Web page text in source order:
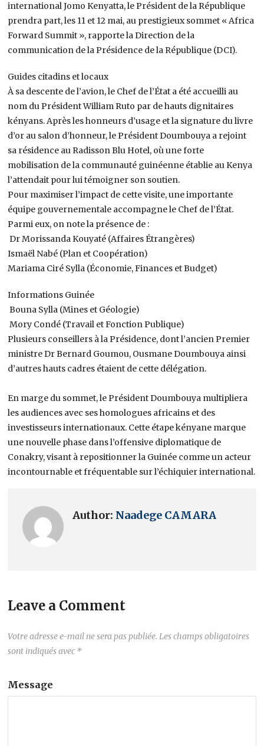
international Jomo Kenyatta, le Président de la République
prendra part, les 11 et 12 mai, au prestigieux sommet « Africa
Forward Summit », rapporte la Direction de la
communication de la Présidence de la République (DCI).
Guides citadins et locaux
À sa descente de l’avion, le Chef de l’État a été accueilli au
nom du Président William Ruto par de hauts dignitaires
kényans. Après les honneurs d’usage et la signature du livre
d’or au salon d’honneur, le Président Doumbouya a rejoint
sa résidence au Radisson Blu Hotel, où une forte
mobilisation de la communauté guinéenne établie au Kenya
l’attendait pour lui témoigner son soutien.
Pour maximiser l’impact de cette visite, une importante
équipe gouvernementale accompagne le Chef de l’État.
Parmi eux, on note la présence de :
Dr Morissanda Kouyaté (Affaires Étrangères)
Ismaël Nabé (Plan et Coopération)
Mariama Ciré Sylla (Économie, Finances et Budget)
Informations Guinée
Bouna Sylla (Mines et Géologie)
Mory Condé (Travail et Fonction Publique)
Plusieurs conseillers à la Présidence, dont l’ancien Premier
ministre Dr Bernard Goumou, Ousmane Doumbouya ainsi
d’autres hauts cadres étaient de cette délégation.
En marge du sommet, le Président Doumbouya multipliera
les audiences avec ses homologues africains et des
investisseurs internationaux. Cette étape kényane marque
une nouvelle phase dans l’offensive diplomatique de
Conakry, visant à repositionner la Guinée comme un acteur
incontournable et fréquentable sur l’échiquier international.
Author: Naadege CAMARA
Leave a Comment
Votre adresse e-mail ne sera pas publiée. Les champs obligatoires
sont indiqués avec *
Message